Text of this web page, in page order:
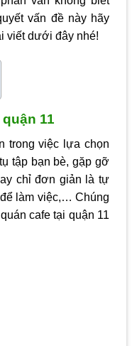
vấn đề này hãy
viết dưới đây nhé!
11
trong việc lựa chọn
tập bạn bè, gặp gỡ
chỉ đơn giản là tự
làm việc,… Chúng
cafe tại quận 11